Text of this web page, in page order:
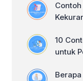
10
untuk